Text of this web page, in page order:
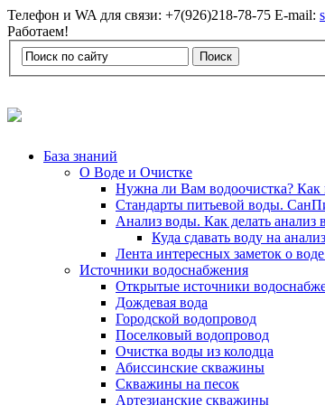
Телефон и WA для связи: +7(926)218-78-75 E-mail:
Работаем!
База знаний
О Воде и Очистке
Нужна ли Вам водоочистка? Как
Стандарты питьевой воды.
Анализ воды. Как делать анализ
Куда сдавать воду на
Лента интересных заметок о
Источники водоснабжения
Открытые источники
Дождевая вода
Городской водопровод
Поселковый водопровод
Очистка воды из колодца
Абиссинские скважины
Скважины на песок
Артезианские скважины